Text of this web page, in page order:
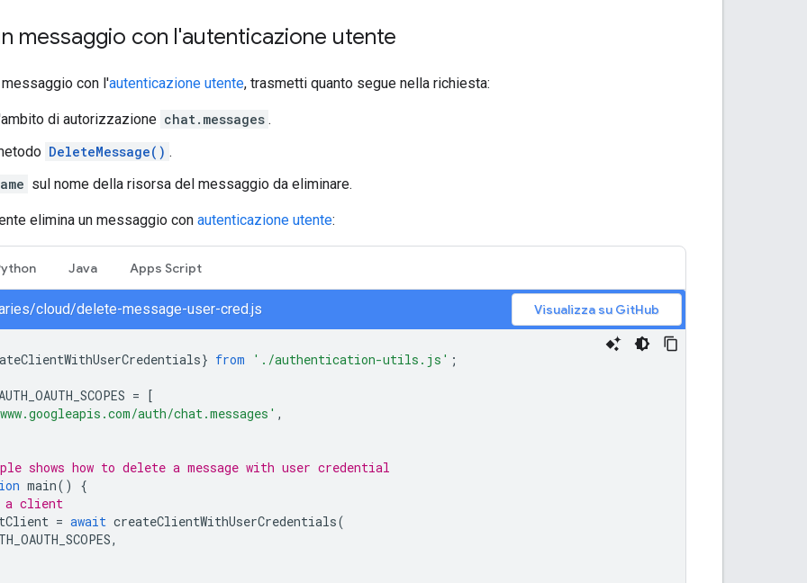
messaggio con l'autenticazione utente
messaggio con l'autenticazione utente, trasmetti quanto segue nella richiesta:
di autorizzazione chat.messages .
DeleteMessage() .
sul nome della risorsa del messaggio da eliminare.
elimina un messaggio con autenticazione utente:
Java Apps Script
cloud/delete-message-user-cred.js Visualizza su GitHub
} from './authentication-utils.js' ;
= [
auth/chat.messages' ,
shows how to delete a message with user credential
main()
{
a client
= await createClientWithUserCredentials(
,